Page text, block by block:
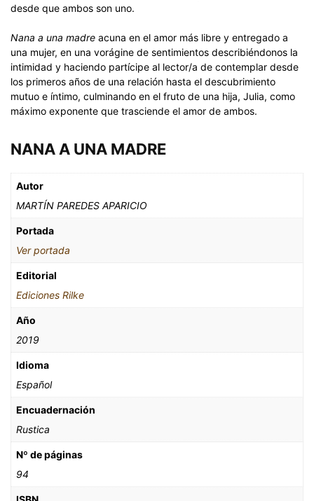
desde que ambos son uno.
Nana a una madre acuna en el amor más libre y entregado a
una mujer, en una vorágine de sentimientos describiéndonos la
intimidad y haciendo partícipe al lector/a de contemplar desde
los primeros años de una relación hasta el descubrimiento
mutuo e íntimo, culminando en el fruto de una hija, Julia, como
máximo exponente que trasciende el amor de ambos.
NANA A UNA MADRE
Autor
MARTÍN PAREDES APARICIO
Portada
Ver portada
Editorial
Ediciones Rilke
Año
2019
Idioma
Español
Encuadernación
Rustica
Nº de páginas
94